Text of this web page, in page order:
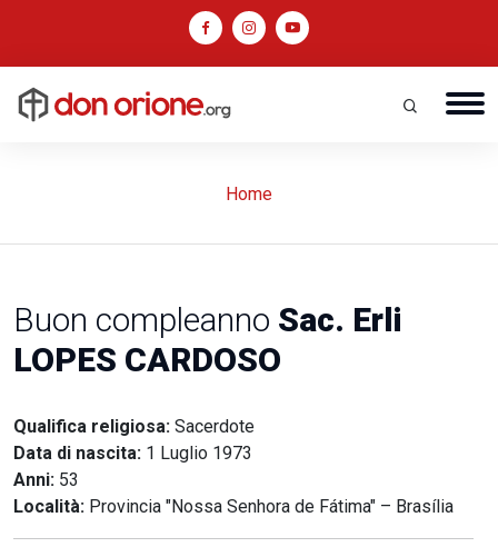
Home
Buon compleanno Sac. Erli
LOPES CARDOSO
Qualifica religiosa: Sacerdote
Data di nascita: 1 Luglio 1973
Anni: 53
Località: Provincia "Nossa Senhora de Fátima" – Brasília